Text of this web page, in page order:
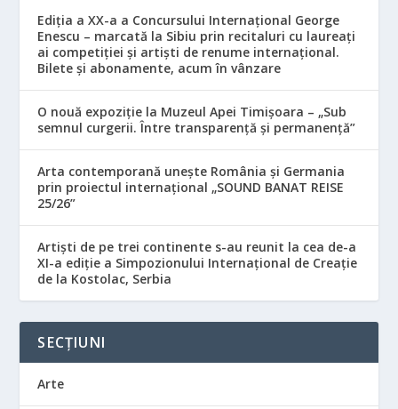
Ediția a XX-a a Concursului Internațional George
Enescu – marcată la Sibiu prin recitaluri cu laureați
ai competiției și artiști de renume internațional.
Bilete și abonamente, acum în vânzare
O nouă expoziție la Muzeul Apei Timișoara – „Sub
semnul curgerii. Între transparență și permanență”
Arta contemporană unește România și Germania
prin proiectul internațional „SOUND BANAT REISE
25/26”
Artiști de pe trei continente s-au reunit la cea de-a
XI-a ediție a Simpozionului Internațional de Creație
de la Kostolac, Serbia
SECȚIUNI
Arte